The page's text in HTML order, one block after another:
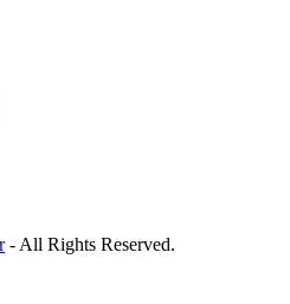
- All Rights Reserved.